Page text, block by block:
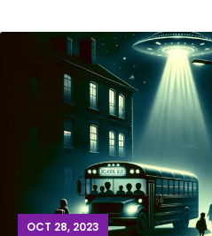
OCT 28, 2023